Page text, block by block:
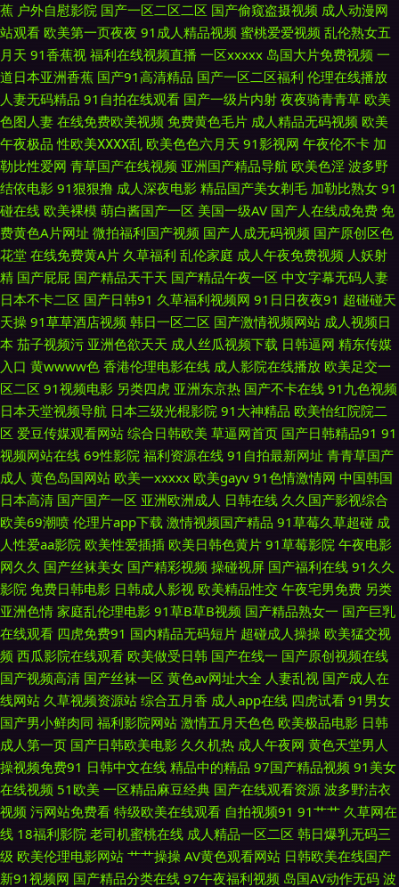
偷拍视频在线观看 美日免费一级毛综合 天美精东伦理 中日韩传媒一区 91黑
丝高跟后入 www探花91 豆花视频在线 麻豆小视频入口 欧美性爱区第一页
91免费视频网站 91亚洲黄页 久久精品中文字幕麻豆 性猛交精品久久 91高端
外围在线观看 91青草视频网 wwwcom网站 大香蕉久操网 久久欧美午夜网站
殴美性生话 午夜福利久久 在线黄色A91 91豆花视频观看 97资源站人妻 大香
蕉大香蕉蜜 九九午夜成人剧场 女人天堂男人天堂AV 桃色一级 亚洲天堂久久
色 91免费网站在线观看大全 A片黄色视屏 高清av无码福利 九九热毛茸茸 日
韩欧美一区操 午夜福利姬剧院 91操com 91视频在线手机播放 草草草成人在
线观看 91豆花视频社区 97超级视频 福利网导航 激情另类中字图区 男人天堂
av导航 深夜色情污网址 51福利吧 91人妻激情在线 91淫网 大香蕉av久久 九
草91 欧美剧在线观看网站 日韩一AV 亚洲艹逼在线 91成人成人进入人口 91
在线视频在线播放 福利偷拍导航 老司机精品网 AV自啪 亚洲瑟热 91黑丝美
女大胸被艹 欧美人成电影在线一区 av怡红院 91热导航网址 91制作视频在线
91av福利视频 av日韩 国产福利漂漂网 免费阿Ⅴ 日韩另类av 综合色站国产ts
91美女视频在线播放 国产黑丝一区 麻豆影院美女 视频网址大全 51老司机福
利社 91熟女喷水 97色97 狼窝福利导航 豆花吃瓜网 国产一区自拍 免费
AVcom 国产成人综合在线 91试看一分钟视频 婷婷妞妞基地 东京av 九九精
品一二三 色国欧美 91社com 天堂社区大香蕉 久久可香 免费视频久久就久久
影视先锋亚洲av 91成人视频 最新浮力网址公 四虎音影 91刺激 91网在在线
播放 三级黄色免费 99主播福利视频 福利电影网 久久国精 成人社区男人的天
蕉 户外自慰影院 国产一区二区二区 国产偷窥盗摄视频 成人动漫网
站观看 欧美第一页夜夜 91成人精品视频 蜜桃爱爱视频 乱伦熟女五
月天 91香蕉视 福利在线视频直播 一区xxxxx 岛国大片免费视频 一
道日本亚洲香蕉 国产91高清精品 国产一区二区福利 伦理在线播放
人妻无码精品 91自拍在线观看 国产一级片内射 夜夜骑青青草 欧美
色图人妻 在线免费欧美视频 免费黄色毛片 成人精品无码视频 欧美
午夜极品 性欧美ⅩⅩⅩⅩ乱 欧美色色六月天 91影视网 午夜伦不卡 加
勒比性爱网 青草国产在线视频 亚洲国产精品导航 欧美色淫 波多野
结依电影 91狠狠撸 成人深夜电影 精品国产美女剃毛 加勒比熟女 91
碰在线 欧美裸模 萌白酱国产一区 美国一级AV 国产人在线成免费 免
费黄色A片网址 微拍福利国产视频 国产人成无码视频 国产原创区色
花堂 在线免费黄A片 久草福利 乱伦家庭 成人午夜免费视频 人妖射
精 国产屁屁 国产精品天干天 国产精品午夜一区 中文字幕无码人妻
日本不卡二区 国产日韩91 久草福利视频网 91日日夜夜91 超碰碰天
天操 91草草酒店视频 韩日一区二区 国产激情视频网站 成人视频日
本 茄子视频污 亚洲色欲天天 成人丝瓜视频下载 日韩逼网 精东传媒
入口 黄wwww色 香港伦理电影在线 成人影院在线播放 欧美足交一
区二区 91视频电影 另类四虎 亚洲东京热 国产不卡在线 91九色视频
日本天堂视频导航 日本三级光棍影院 91大神精品 欧美怡红院院二
区 爱豆传媒观看网站 综合日韩欧美 草逼网首页 国产日韩精品91 91
视频网站在线 69性影院 福利资源在线 91自拍最新网址 青青草国产
成人 黄色岛国网站 欧美一xxxxx 欧美gayv 91色情激情网 中国韩国
日本高清 国产国产一区 亚洲欧洲成人 日韩在线 久久国产影视综合
欧美69潮喷 伦理片app下载 激情视频国产精品 91草莓久草超碰 成
人性爱aa影院 欧美性爱插插 欧美日韩色黄片 91草莓影院 午夜电影
网久久 国产丝袜美女 国产精彩视频 操碰视屏 国产福利在线 91久久
影院 免费日韩电影 日韩成人影视 欧美精品性交 午夜宅男免费 另类
亚洲色情 家庭乱伦理电影 91草B草B视频 国产精品熟女一 国产巨乳
在线观看 四虎免费91 国内精品无码短片 超碰成人操操 欧美猛交视
频 西瓜影院在线观看 欧美做受日韩 国产在线一 国产原创视频在线
国产视频高清 国产丝袜一区 黄色av网址大全 人妻乱视 国产成人在
线网站 久草视频资源站 综合五月香 成人app在线 四虎试看 91男女
国产男小鲜肉同 福利影院网站 激情五月天色色 欧美极品电影 日韩
成人第一页 国产日韩欧美电影 久久机热 成人午夜网 黄色天堂男人
操视频免费91 日韩中文在线 精品中的精品 97国产精品视频 91美女
在线视频 51欧美 一区精品麻豆经典 国产在线观看资源 波多野洁衣
视频 污网站免费看 特级欧美在线观看 自拍视频91 91艹艹 久草网在
线 18福利影院 老司机蜜桃在线 成人精品一区二区 韩日爆乳无码三
级 欧美伦理电影网站 艹艹操操 AV黄色观看网站 日韩欧美在线国产
新91视频网 国产精品分类在线 97午夜福利视频 岛国AV动作无码 波